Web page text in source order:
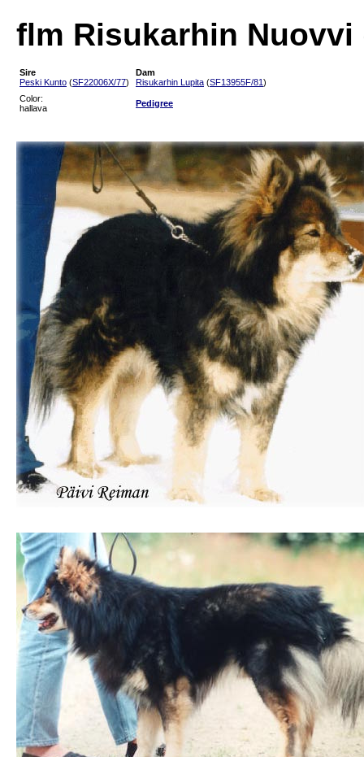
flm Risukarhin Nuovvi
Sire
Peski Kunto (SF22006X/77)
Dam
Risukarhin Lupita (SF13955F/81)
Color:
hallava
Pedigree